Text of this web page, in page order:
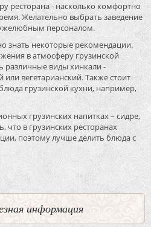
ресторана - насколько комфортно
Желательно выбрать заведение
персоналом.
знать некоторые рекомендации.
в атмосферу грузинской
различные виды хинкали -
вегетарианский. Также стоит
грузинской кухни, например,
грузинских напитках – сидре,
в грузинских ресторанах
поэтому лучше делить блюда с
информация